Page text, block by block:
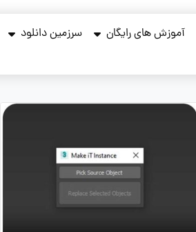
آموزش های رایگان سرزمین دانلود